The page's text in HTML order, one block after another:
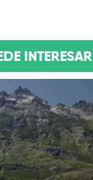
INTERESAR